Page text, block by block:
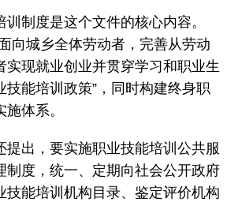
制度是这个文件的核心内容。
向城乡全体劳动者，完善从劳动
实现就业创业并贯穿学习和职业生
技能培训政策”，同时构建终身职
体系。
出，要实施职业技能培训公共服
制度，统一、定期向社会公开政府
技能培训机构目录、鉴定评价机构